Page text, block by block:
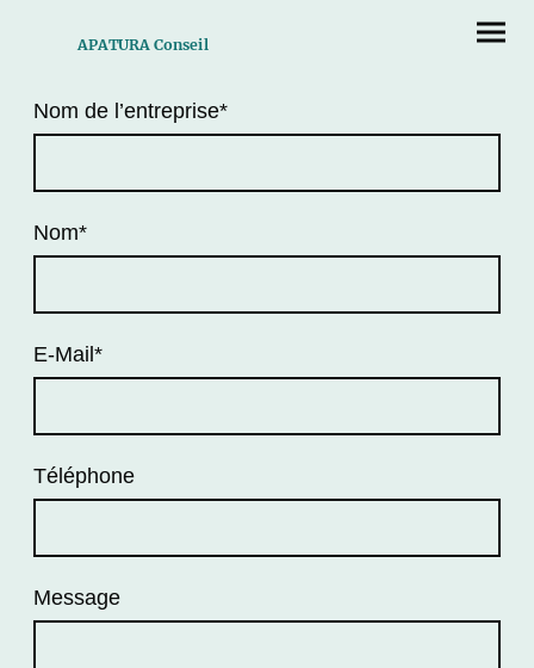
APATURA Conseil
Nom de l’entreprise*
Nom*
E-Mail *
Téléphone
Message